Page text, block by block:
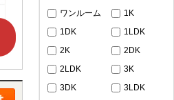
ワンルーム
1K
1DK
1LDK
2K
2DK
2LDK
3K
3DK
3LDK